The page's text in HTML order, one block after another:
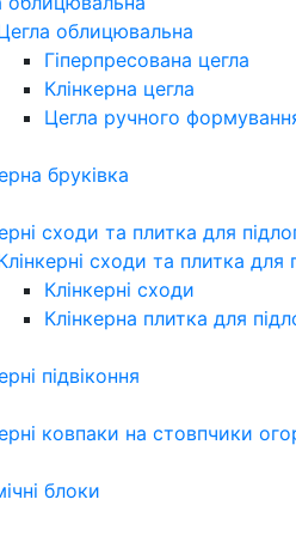
облицювальна
Гіперпресована цегла
Клінкерна цегла
Цегла ручного
бруківка
сходи та плитка для
сходи та плитка для
Клінкерні сходи
Клінкерна плитка для
підвіконня
ковпаки на стовпчики
блоки